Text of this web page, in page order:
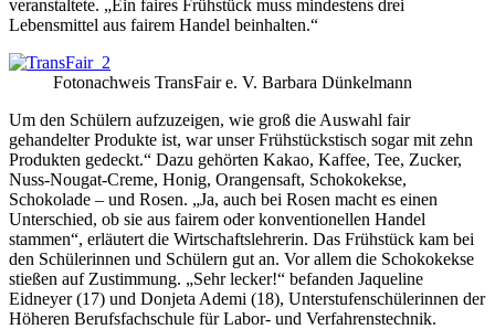
veranstaltete. „Ein faires Frühstück muss mindestens drei
Lebensmittel aus fairem Handel beinhalten.“
Fotonachweis TransFair e. V. Barbara Dünkelmann
Um den Schülern aufzuzeigen, wie groß die Auswahl fair
gehandelter Produkte ist, war unser Frühstückstisch sogar mit zehn
Produkten gedeckt.“ Dazu gehörten Kakao, Kaffee, Tee, Zucker,
Nuss-Nougat-Creme, Honig, Orangensaft, Schokokekse,
Schokolade – und Rosen. „Ja, auch bei Rosen macht es einen
Unterschied, ob sie aus fairem oder konventionellen Handel
stammen“, erläutert die Wirtschaftslehrerin. Das Frühstück kam bei
den Schülerinnen und Schülern gut an. Vor allem die Schokokekse
stießen auf Zustimmung. „Sehr lecker!“ befanden Jaqueline
Eidneyer (17) und Donjeta Ademi (18), Unterstufenschülerinnen der
Höheren Berufsfachschule für Labor- und Verfahrenstechnik.